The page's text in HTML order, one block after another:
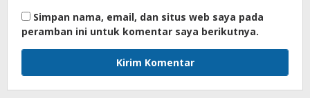
Simpan nama, email, dan situs web saya pada
peramban ini untuk komentar saya berikutnya.